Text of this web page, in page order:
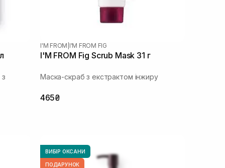
I'M FROM I'M FROM FIG
I'M FROM Fig Scrub Mask 31 г
Маска-скраб з екстрактом інжиру
465₴
ВИБІР ОКСАНИ
ПОДАРУНОК